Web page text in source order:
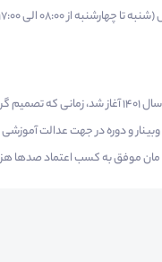
چهارشنبه از 08:00 الی 17:00)
فعالیت محیط از سال 1401
وبینار و دوره در جهت عدالت
موفق به کسب اعتماد صدها